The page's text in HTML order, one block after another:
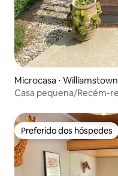
Microcasa ⋅ Williamstown
Casa pequena/Recém-
Preferido dos hóspedes
Preferido dos hóspedes